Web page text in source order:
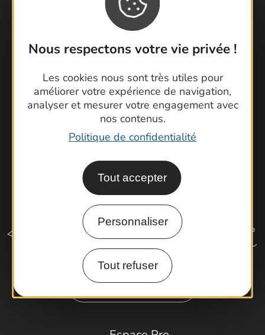
Nous respectons votre vie privée !
Les cookies nous sont très utiles pour
améliorer votre expérience de navigation,
analyser et mesurer votre engagement avec
nos contenus.
Politique de confidentialité
Tout accepter
Personnaliser
Tout refuser
Contactez-nous !
Brochures
Cartoguides et Topoguides
Latitude Gard
Comment venir ?